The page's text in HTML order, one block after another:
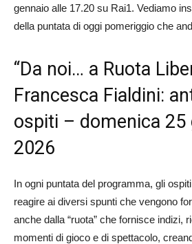
gennaio alle 17.20 su Rai1. Vediamo
della puntata di oggi pomeriggio che
“Da noi… a Ruota
Francesca Fialdini:
ospiti – domenica 25
2026
In ogni puntata del programma, gli
reagire ai diversi spunti che vengono
anche dalla “ruota” che fornisce indizi,
momenti di gioco e di spettacolo,